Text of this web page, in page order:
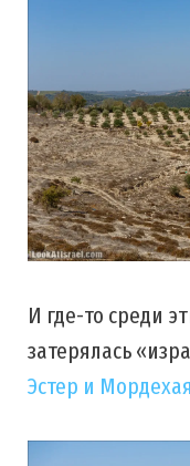
И где-то среди
затерялась
Эстер и Мордехая